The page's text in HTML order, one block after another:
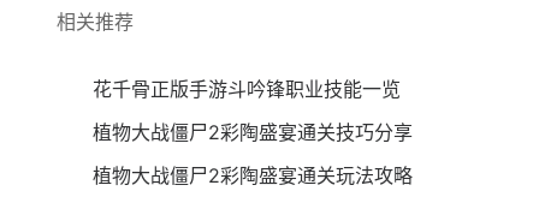
相关推荐
花千骨正版手游斗吟锋职业技能一览
植物大战僵尸2彩陶盛宴通关技巧分享
植物大战僵尸2彩陶盛宴通关玩法攻略